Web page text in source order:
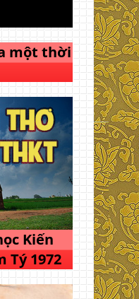
một thời
Kiến
Tý 1972